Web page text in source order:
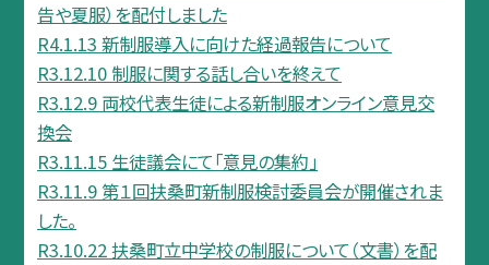
告や夏服）を配付しました
R4.1.13 新制服導入に向けた経過報告について
R3.12.10 制服に関する話し合いを終えて
R3.12.9 両校代表生徒による新制服オンライン意見交
換会
R3.11.15 生徒議会にて「意見の集約」
R3.11.9 第１回扶桑町新制服検討委員会が開催されま
した。
R3.10.22 扶桑町立中学校の制服について（文書）を配